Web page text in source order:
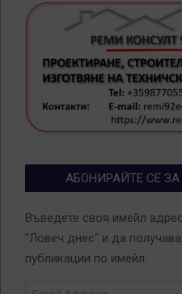
АБОНИРАЙТЕ СЕ
Въведете своя имейл
"Ловеч днес" и да
публикации по имейл.